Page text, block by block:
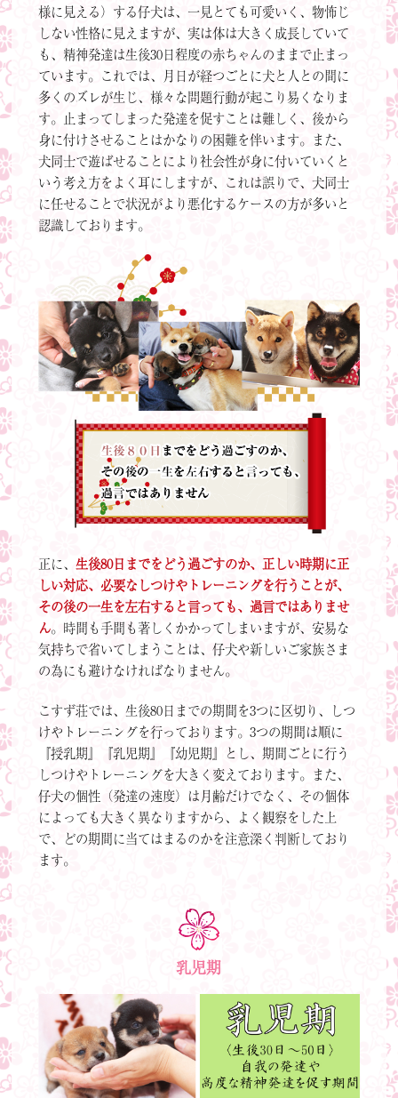
様に見える）する仔犬は、一見とても可愛いく、物怖じ
しない性格に見えますが、実は体は大きく成長していて
も、精神発達は生後30日程度の赤ちゃんのままで止まっ
ています。これでは、月日が経つごとに犬と人との間に
多くのズレが生じ、様々な問題行動が起こり易くなりま
す。止まってしまった発達を促すことは難しく、後から
身に付けさせることはかなりの困難を伴います。また、
犬同士で遊ばせることにより社会性が身に付いていくと
いう考え方をよく耳にしますが、これは誤りで、犬同士
に任せることで状況がより悪化するケースの方が多いと
認識しております。
正に、 生後80日までをどう過ごすのか、正しい時期に正
しい対応、必要なしつけやトレーニングを行うことが、
その後の一生を左右すると言っても、過言ではありませ
ん。時間も手間も著しくかかってしまいますが、安易な
気持ちで省いてしまうことは、仔犬や新しいご家族さま
の為にも避けなければなりません。
こすず荘では、生後80日までの期間を3つに区切り、しつ
けやトレーニングを行っております。3つの期間は順に
『授乳期』『乳児期』『幼児期』とし、期間ごとに行う
しつけやトレーニングを大きく変えております。また、
仔犬の個性（発達の速度）は月齢だけでなく、その個体
によっても大きく異なりますから、よく観察をした上
で、どの期間に当てはまるのかを注意深く判断しており
ます。
乳児期